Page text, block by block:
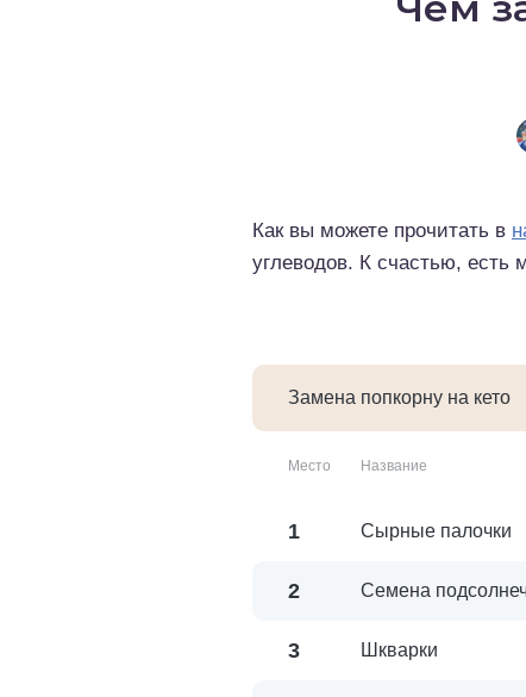
Как вы можете прочитать в
углеводов. К счастью, есть
Замена попкорну на кето
Место Название
1 Сырные палочки
2 Семена
3 Шкварки